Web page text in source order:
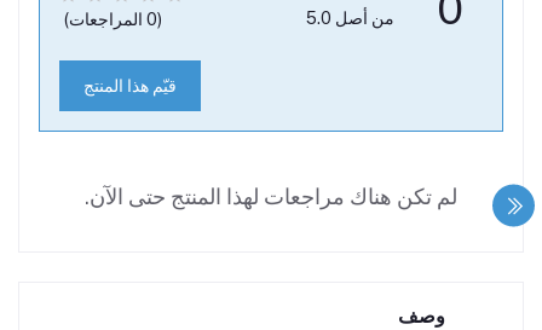
من أصل 5.0 (0 المراجعات)
قيّم هذا المنتج
لم تكن هناك مراجعات لهذا المنتج حتى الآن.
وصف